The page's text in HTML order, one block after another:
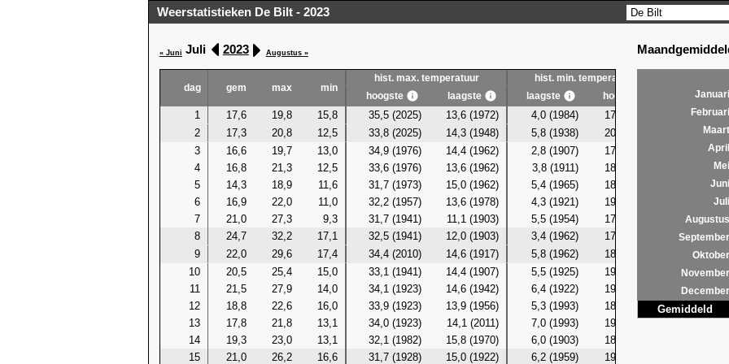
Weerstatistieken De Bilt - 2023
« Juni Juli 2023 Augustus »
dag gem max min
hist. max. temperatuur hist. min. temperatuur
hist.
hoogste
laagste laagste hoogste laagste
1 17,6 19,8 15,8 35,5 (2025) 13,6 (1972) 4,0 (1984) 17,2 (1992) 10,9
2
17,3 20,8 12,5 33,8 (2025) 14,3 (1948) 5,8 (1938) 20,5 (2010) 10,8
3
16,6 19,7 13,0 34,9 (1976) 14,4 (1962) 2,8 (1907) 17,7 (2009) 10,8
4
16,8 21,3 12,5 33,6 (1976) 13,6 (1962) 3,8 (1911) 18,4 (1991) 10,7
5
14,3 18,9 11,6 31,7 (1973) 15,0 (1962) 5,4 (1965) 18,1 (2006) 11,6
6
16,9 22,0 11,0 32,2 (1957) 13,6 (1978) 4,3 (1921) 19,3 (2001) 10,9
7
21,0 27,3 9,3 31,7 (1941) 11,1 (1903) 5,5 (1954) 17,7 (2001) 10,5
8
24,7 32,2 17,1 32,5 (1941) 12,0 (1903) 3,4 (1962) 17,5 (1991) 11,0
9
22,0 29,6 17,4 34,4 (2010) 14,6 (1917) 5,8 (1962) 18,2 (1941) 11,6
10
20,5 25,4 15,0 33,1 (1941) 14,4 (1907) 5,5 (1925) 19,8 (1923) 11,9
11
21,5 27,9 14,0 34,1 (1923) 14,6 (1942) 6,4 (1922) 19,9 (1941) 11,6
12
18,8 22,6 16,0 33,9 (1923) 13,9 (1956) 5,3 (1993) 18,7 (1923) 11,3
13
17,8 21,8 13,1 34,0 (1923) 14,1 (2011) 7,0 (1993) 19,4 (1912)
14
19,3 23,0 13,1 32,1 (1982) 15,8 (1970) 6,0 (1903) 18,2 (1967)
15
21,0 26,2 16,6 31,7 (1928) 15,0 (1922) 6,2 (1959) 19,0 (1945)
Januari
Februari
Maart
April
Mei
Juni
Juli
Augustus
September
Oktober
November
December
Gemiddeld